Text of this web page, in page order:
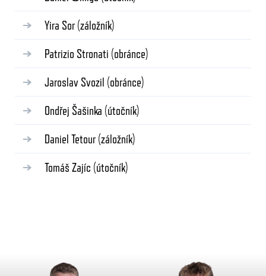
Yira Sor (záložník)
Patrizio Stronati (obránce)
Jaroslav Svozil (obránce)
Ondřej Šašinka (útočník)
Daniel Tetour (záložník)
Tomáš Zajíc (útočník)